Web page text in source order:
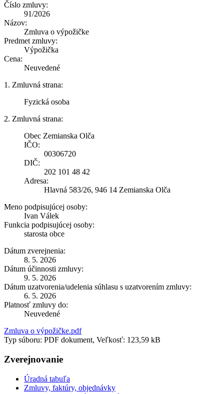
Číslo zmluvy:
91/2026
Názov:
Zmluva o výpožičke
Predmet zmluvy:
Výpožička
Cena:
Neuvedené
1. Zmluvná strana:
Fyzická osoba
2. Zmluvná strana:
Obec Zemianska Olča
IČO:
00306720
DIČ:
202 101 48 42
Adresa:
Hlavná 583/26, 946 14 Zemianska Olča
Meno podpisujúcej osoby:
Ivan Válek
Funkcia podpisujúcej osoby:
starosta obce
Dátum zverejnenia:
8. 5. 2026
Dátum účinnosti zmluvy:
9. 5. 2026
Dátum uzatvorenia/udelenia súhlasu s uzatvorením zmluvy:
6. 5. 2026
Platnosť zmluvy do:
Neuvedené
Zmluva o výpožičke.pdf
Typ súboru: PDF dokument, Veľkosť: 123,59 kB
Zverejnovanie
Úradná tabuľa
Zmluvy, faktúry, objednávky